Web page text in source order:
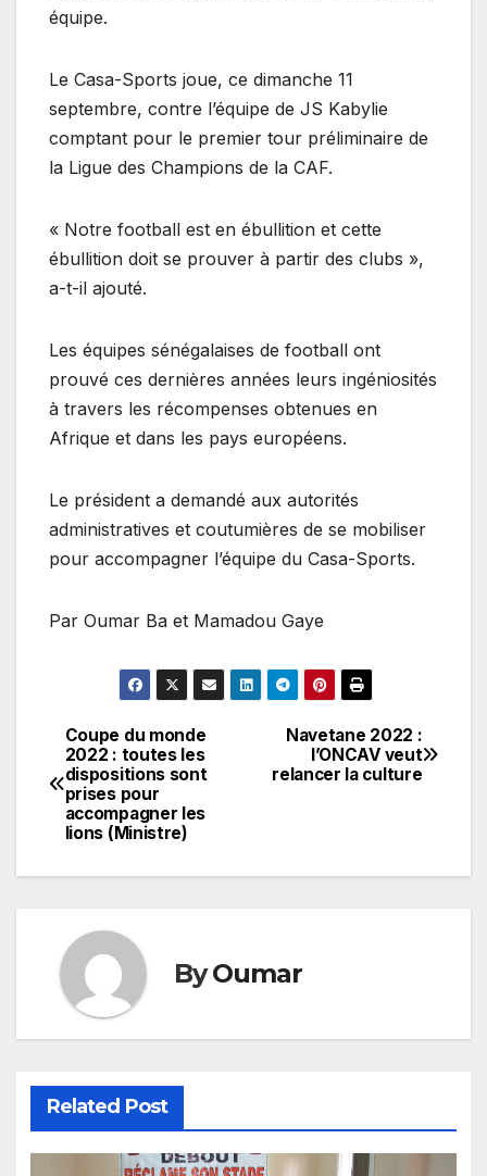
équipe.
Le Casa-Sports joue, ce dimanche 11
septembre, contre l’équipe de JS Kabylie
comptant pour le premier tour préliminaire de
la Ligue des Champions de la CAF.
« Notre football est en ébullition et cette
ébullition doit se prouver à partir des clubs »,
a-t-il ajouté.
Les équipes sénégalaises de football ont
prouvé ces dernières années leurs ingéniosités
à travers les récompenses obtenues en
Afrique et dans les pays européens.
Le président a demandé aux autorités
administratives et coutumières de se mobiliser
pour accompagner l’équipe du Casa-Sports.
Par Oumar Ba et Mamadou Gaye
Navigation
de
l’article
Navetane 2022 :
l’ONCAV veut
relancer la culture
Coupe du monde
2022 : toutes les
dispositions sont
prises pour
accompagner les
lions (Ministre)
ByOumar
Related Post